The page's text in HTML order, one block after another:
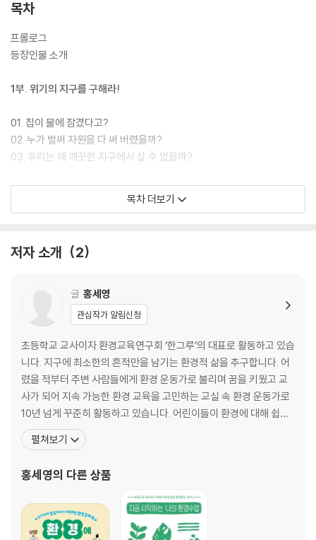
목차
프롤로그
등장인물 소개
1부. 위기의 지구를 구해라!
01. 집이 물에 잠겼다고?
02. 누가 벌써 자원을 다 써 버렸을까?
03. 우리는 왜 깨끗한 지구에서 살 수 없을까?
2부. 지구의 숨겨진 비밀을 밝혀라!
03. 녹색 안경으로 보면 무엇이 보일까?
3부. 지구에서 살아남을 방법을 찾아라!
01. 한 번만 입장 바꿔 생각해 볼까?
02. 친환경이면 다 좋은 거 아니야?
03. 함께, 더 오래 살아남을 수는 없을까?
수료증
목차 더보기
저자 소개 2
글 홍세영
관심작가 알림신청
초등학교 교사이자 환경교육연구회 ‘한그루’의 대표로 활동하고 있습
니다. 지구에 최소한의 흔적만을 남기는 환경적 삶을 추구합니다. 어
렸을 적부터 주변 사람들에게 환경 운동가로 불리며 꿈을 키웠고 교
사가 되어 지속 가능한 환경 교육을 고민하는 교실 속 환경 운동가로
10년 넘게 꾸준히 활동하고 있습니다. 어린이들이 환경에 대해 쉽고
재미있게 알아 가며 환경 감수성을 키울 수 있도록 돕기 위해 《마라탕
을 시켰을 뿐인데 지구가 뜨거워졌다고?》를 썼습니다. 쓴 책으로는
경수업》과 어린이들이 일상생활에서 환경에 대해 생각할
펼쳐보기
홍세영의 다른 상품